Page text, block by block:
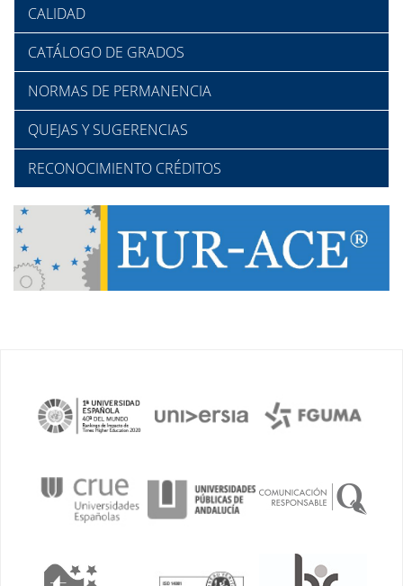
CALIDAD
CATÁLOGO DE GRADOS
NORMAS DE PERMANENCIA
QUEJAS Y SUGERENCIAS
RECONOCIMIENTO CRÉDITOS